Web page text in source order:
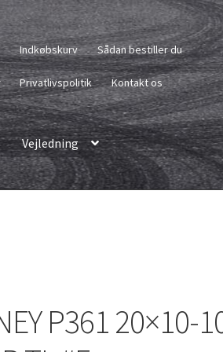
Indkøbskurv Sådan bestiller du
Privatlivspolitik Kontakt os
Vejledning
P361 20×10-